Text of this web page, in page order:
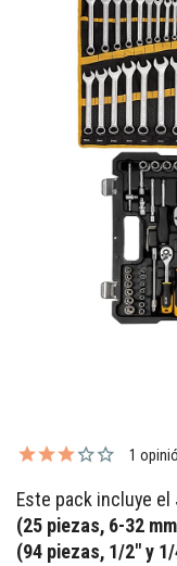
1
Este pack incluye el
(25 piezas, 6-32
(94 piezas, 1/2" y